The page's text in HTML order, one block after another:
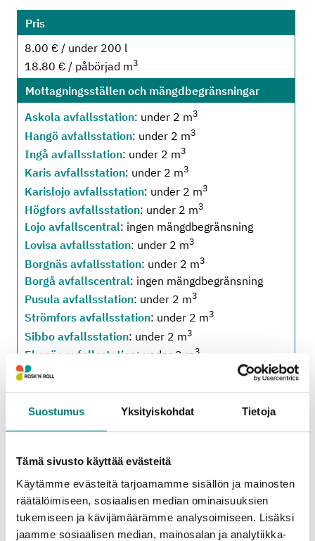
Suostumus Yksityiskohdat Tietoja
Tämä sivusto käyttää evästeitä
Käytämme evästeitä tarjoamamme sisällön ja mainosten
räätälöimiseen, sosiaalisen median ominaisuuksien
tukemiseen ja kävijämäärämme analysoimiseen. Lisäksi
jaamme sosiaalisen median, mainosalan ja analytiikka-
Pris
8.00 € / under 200 l
18.80 € / påbörjad m3
Mottagningsställen och mängdbegränsningar
Askola avfallsstation: under 2 m3
Hangö avfallsstation: under 2 m3
Ingå avfallsstation: under 2 m3
Karis avfallsstation: under 2 m3
Karislojo avfallsstation: under 2 m3
Högfors avfallsstation: under 2 m3
Lojo avfallscentral: ingen mängdbegränsning
Lovisa avfallsstation: under 2 m3
Borgnäs avfallsstation: under 2 m3
Borgå avfallscentral: ingen mängdbegränsning
Pusula avfallsstation: under 2 m3
Strömfors avfallsstation: under 2 m3
Sibbo avfallsstation: under 2 m3
Ekenäs avfallsstation: under 2 m3
Vichtis avfallsstation
Bifogade information om priser och
hushållsom förs till avfallsstationen. (Moms
25,5 %.)
Information om stora laster från hushåll samt
små och stora laster från företag hittas på